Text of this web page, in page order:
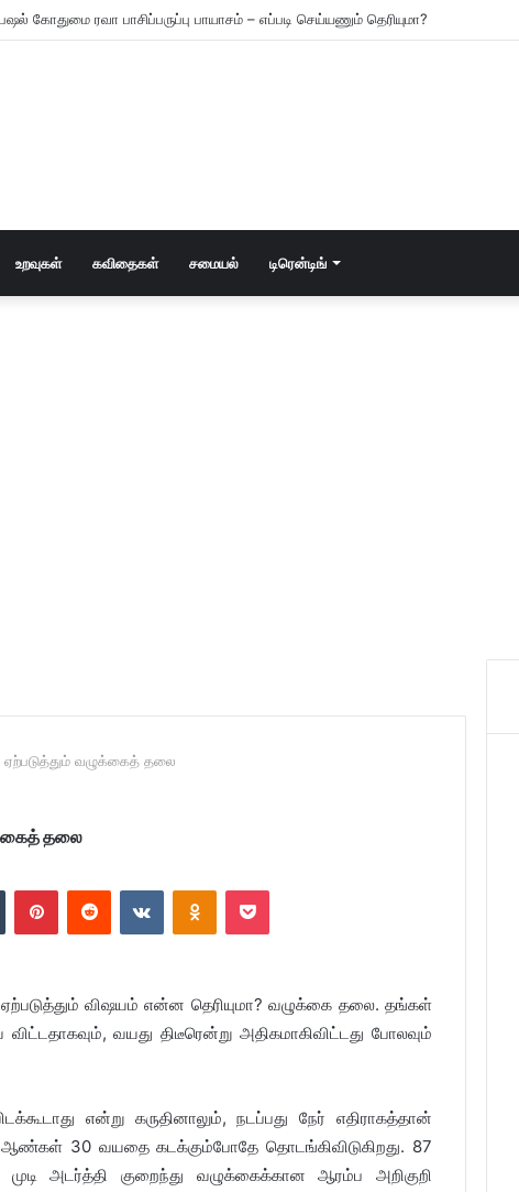
கோதுமை ரவா பாசிப்பருப்பு பாயாசம் – எப்படி செய்யணும் தெரியுமா?
உறவுகள் கவிதைகள் சமையல் டிரென்டிங்
வழுக்கைத் தலை
தலை
Tumblr PinterestReddit VKontakteOdnoklassniki
Pocket
விஷயம் என்ன தெரியுமா? வழுக்கை தலை. தங்கள்
வயது திடீரென்று அதிகமாகிவிட்டது போலவும்
என்று கருதினாலும், நடப்பது நேர் எதிராகத்தான்
ஆண்கள் 30 வயதை கடக்கும்போதே தொடங்கிவிடுகிறது. 87
அடர்த்தி குறைந்து வழுக்கைக்கான ஆரம்ப அறிகுறி